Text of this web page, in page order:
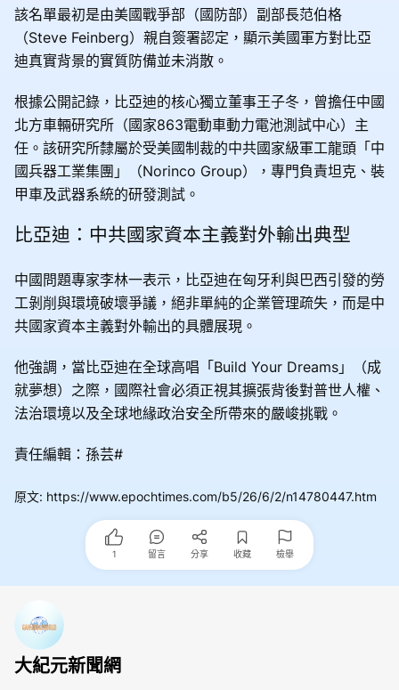
該名單最初是由美國戰爭部（國防部）副部長范伯格
（Steve Feinberg）親自簽署認定，顯示美國軍方對比亞
迪真實背景的實質防備並未消散。
根據公開記錄，比亞迪的核心獨立董事王子冬，曾擔任中國
北方車輛研究所（國家863電動車動力電池測試中心）主
任。該研究所隸屬於受美國制裁的中共國家級軍工龍頭「中
國兵器工業集團」（Norinco Group），專門負責坦克、裝
甲車及武器系統的研發測試。
比亞迪：中共國家資本主義對外輸出典型
中國問題專家李林一表示，比亞迪在匈牙利與巴西引發的勞
工剝削與環境破壞爭議，絕非單純的企業管理疏失，而是中
共國家資本主義對外輸出的具體展現。
他強調，當比亞迪在全球高唱「Build Your Dreams」（成
就夢想）之際，國際社會必須正視其擴張背後對普世人權、
法治環境以及全球地緣政治安全所帶來的嚴峻挑戰。
責任編輯：孫芸#
原文: https://www.epochtimes.com/b5/26/6/2/n14780447.htm
1 留言 分享 收藏 檢舉
大紀元新聞網